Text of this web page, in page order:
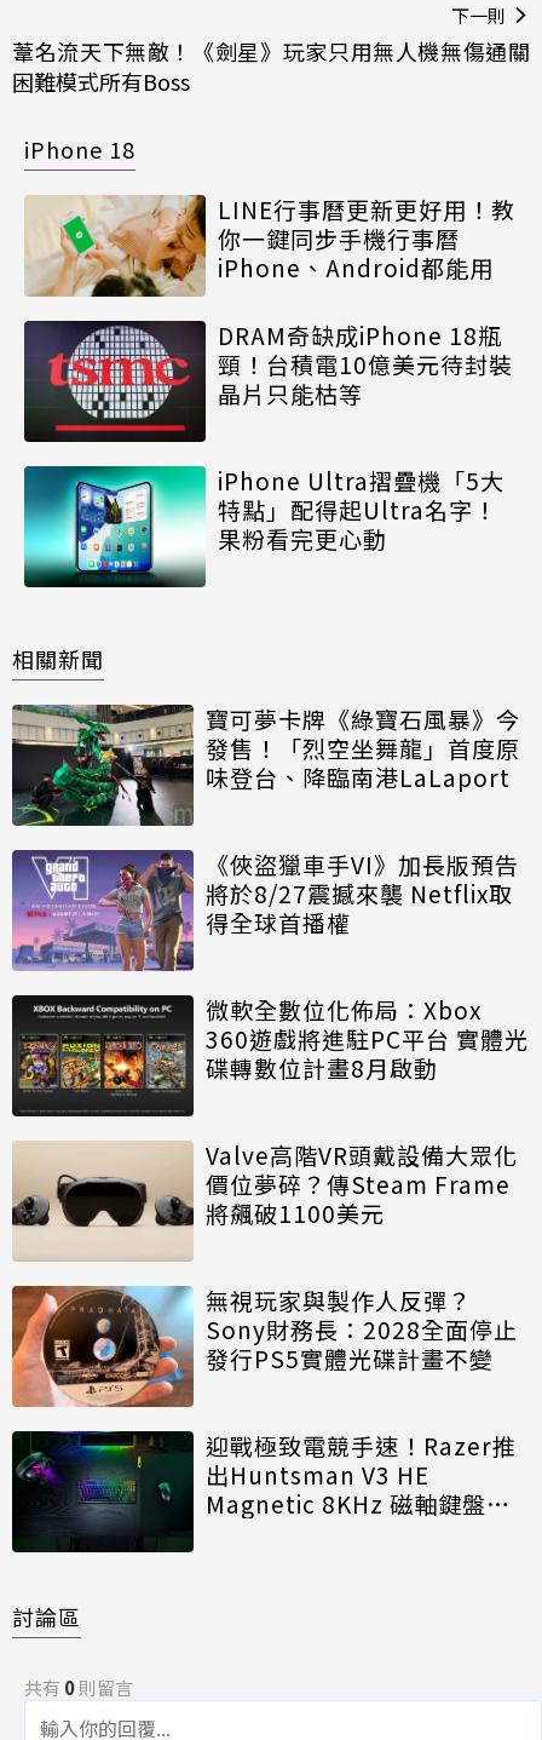
下一則
葦名流天下無敵！《劍星》玩家只用無人機無傷通關
困難模式所有Boss
iPhone 18
LINE行事曆更新更好用！教
你一鍵同步手機行事曆
iPhone、Android都能用
DRAM奇缺成iPhone 18瓶
頸！台積電10億美元待封裝
晶片只能枯等
iPhone Ultra摺疊機「5大
特點」配得起Ultra名字！
果粉看完更心動
相關新聞
寶可夢卡牌《綠寶石風暴》今
發售！「烈空坐舞龍」首度原
味登台、降臨南港LaLaport
《俠盜獵車手VI》加長版預告
將於8/27震撼來襲 Netflix取
得全球首播權
微軟全數位化佈局：Xbox
360遊戲將進駐PC平台 實體光
碟轉數位計畫8月啟動
Valve高階VR頭戴設備大眾化
價位夢碎？傳Steam Frame
將飆破1100美元
無視玩家與製作人反彈？
Sony財務長：2028全面停止
發行PS5實體光碟計畫不變
迎戰極致電競手速！Razer推
出Huntsman V3 HE
Magnetic 8KHz 磁軸鍵盤效
討論區
共有 0則留言